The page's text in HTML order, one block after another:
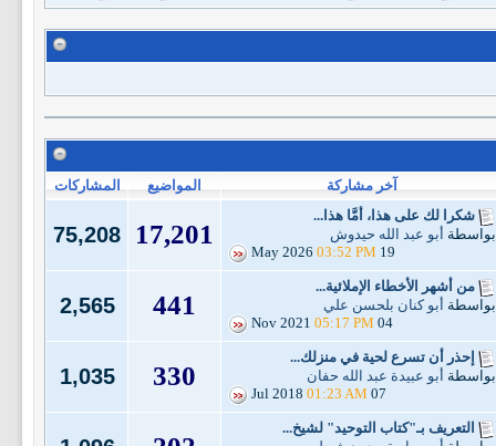
آخر مشاركة المواضيع
المشاركات
شكرا لك على هذا، أمَّا هذا...
بواسطة أبو عبد الله حيدوش
19 May 2026
03:52 PM
17,201
75,208
من أشهر الأخطاء الإملائية...
بواسطة أبو كنان بلحسن علي
04 Nov 2021
05:17 PM
441
2,565
إحذر أن تسرع لحية في منزلك...
بواسطة أبو عبيدة عبد الله حفان
07 Jul 2018
01:23 AM
330
1,035
التعريف بـ"كتاب التوحيد" لشيخ...